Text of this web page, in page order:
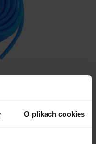
O plikach cookies